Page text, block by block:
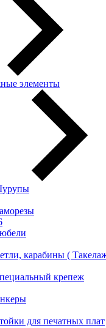
элементы
карабины (
крепеж
для печатных плат